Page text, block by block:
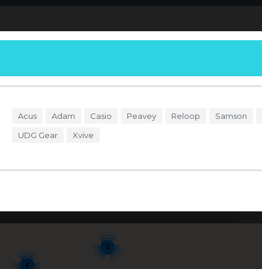
4
5
Acus Adam Casio Peavey Reloop Samson
UDG Gear
Xvive